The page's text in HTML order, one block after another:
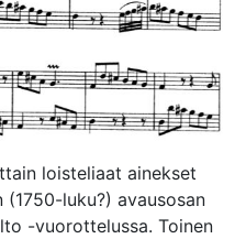
loisteliaat ainekset
luku?) avausosan
-vuorottelussa. Toinen